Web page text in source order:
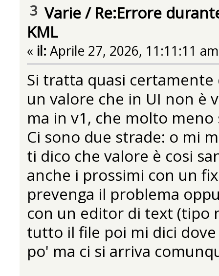
3 Varie/ Re:Errore
KML
« il: Aprile 27, 2026, 11:11:11
Si tratta quasi
un valore che in UI non è
ma in v1, che molto
Ci sono due strade: o mi
ti dico che valore è cosi
anche i prossimi con un
prevenga il problema
con un editor di text (tipo
tutto il file poi mi dici dove
po' ma ci si arriva